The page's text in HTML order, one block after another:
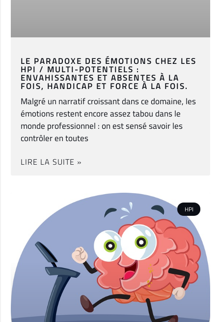
LE PARADOXE DES ÉMOTIONS CHEZ LES
HPI / MULTI-POTENTIELS :
ENVAHISSANTES ET ABSENTES À LA
FOIS, HANDICAP ET FORCE À LA FOIS.
Malgré un narratif croissant dans ce domaine, les
émotions restent encore assez tabou dans le
monde professionnel : on est sensé savoir les
contrôler en toutes
LIRE LA SUITE »
HPI